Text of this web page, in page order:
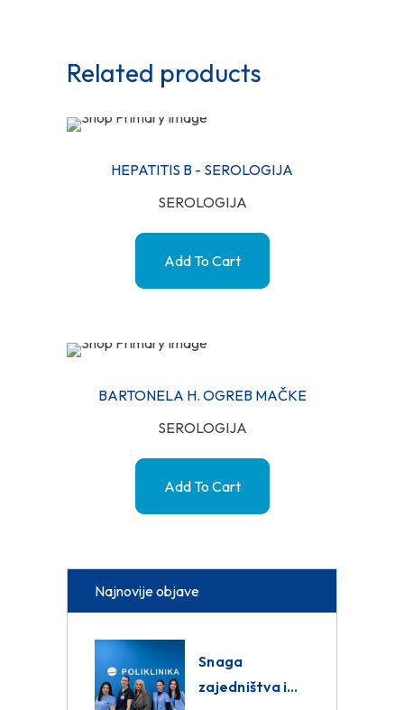
Related products
HEPATITIS B - SEROLOGIJA
SEROLOGIJA
Add To Cart
BARTONELA H. OGREB MAČKE
SEROLOGIJA
Add To Cart
Najnovije objave
Snaga
zajedništva i